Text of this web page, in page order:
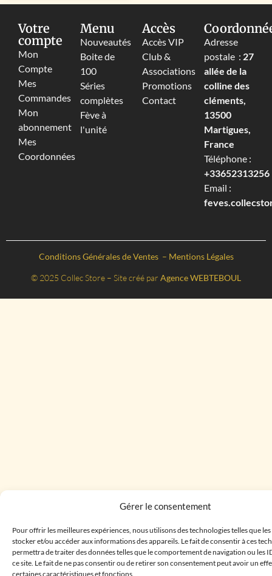
Gérer le consentement
Pour offrir les meilleures expériences, nous utilisons des technologies telles que
stocker et/ou accéder aux informations des appareils. Le fait de consentir à ces
permettra de traiter des données telles que le comportement de navigation ou les
ce site. Le fait de ne pas consentir ou de retirer son consentement peut avoir un
certaines caractéristiques et fonctions.
Votre
compte
Mon
Compte
Mes
Commandes
Mon
abonnement
Mes
Coordonnées
Menu
Nouveautés
Boite de
100
Séries
complètes
Fève à
l'unité
Accès
Accès VIP
Club &
Associations
Promotions
Contact
Adresse
postale : 27
allée de la
colline des
cléments,
13500
Martigues,
France
Téléphone :
+33652313256‬
Email :
Conditions Générales de Ventes – Mentions Légales
© 2025 Collec Store – Site créé par Agence WEBTEBOUL